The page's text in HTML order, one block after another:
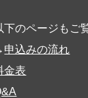
のページもご
申込みの流れ
金表